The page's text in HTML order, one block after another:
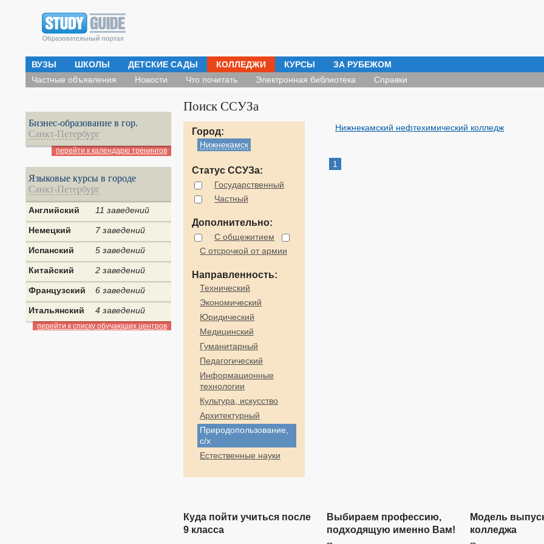
ВУЗЫ ШКОЛЫ ДЕТСКИЕ САДЫ КОЛЛЕДЖИ КУРСЫ ЗА РУБЕЖОМ
Частные объявления Новости Что почитать Электронная библиотека Справки
Поиск ССУЗа
Нижнекамский нефтехимический колледж
1
Город:
Нижнекамск
Статус ССУЗа:
Государственный
Частный
Дополнительно:
С общежитием
С отсрочкой от армии
Направленность:
Технический
Экономический
Юридический
Медицинский
Гуманитарный
Педагогический
Информационные
технологии
Культура, искусство
Архитектурный
Природопользование,
с/х
Естественные науки
Куда пойти учиться после
9 класса
Выбираем профессию,
подходящую именно Вам!
Модель
колледжа
Бизнес-образование в гор.
Санкт-Петербург
перейти к календарю тренингов
Языковые курсы в городе
Санкт-Петербург
Английский 11 заведений
Немецкий 7 заведений
Испанский 5 заведений
Китайский 2 заведений
Французский 6 заведений
Итальянский 4 заведений
перейти к списку обучающих центров